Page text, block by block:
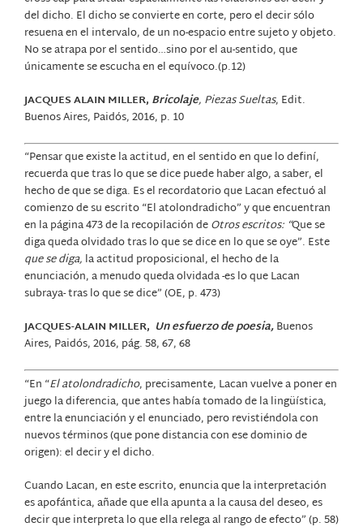
del dicho. El dicho se convierte en corte, pero el decir sólo
resuena en el intervalo, de un no-espacio entre sujeto y objeto.
No se atrapa por el sentido…sino por el au-sentido, que
únicamente se escucha en el equívoco.(p.12)
JACQUES ALAIN MILLER, Bricolaje, Piezas Sueltas, Edit.
Buenos Aires, Paidós, 2016, p. 10
“Pensar que existe la actitud, en el sentido en que lo definí,
recuerda que tras lo que se dice puede haber algo, a saber, el
hecho de que se diga. Es el recordatorio que Lacan efectuó al
comienzo de su escrito “El atolondradicho” y que encuentran
en la página 473 de la recopilación deOtros escritos: “Que se
diga queda olvidado tras lo que se dice en lo que se oye”. Este
que se diga, la actitud proposicional, el hecho de la
enunciación, a menudo queda olvidada -es lo que Lacan
subraya- tras lo que se dice” (OE, p. 473)
JACQUES-ALAIN MILLER, Un esfuerzo de poesia,Buenos
Aires, Paidós, 2016, pág. 58, 67, 68
“En “El atolondradicho, precisamente, Lacan vuelve a poner en
juego la diferencia, que antes había tomado de la lingüística,
entre la enunciación y el enunciado, pero revistiéndola con
nuevos términos (que pone distancia con ese dominio de
origen): el decir y el dicho.
Cuando Lacan, en este escrito, enuncia que la interpretación
es apofántica, añade que ella apunta a la causa del deseo, es
decir que interpreta lo que ella relega al rango de efecto” (p. 58)